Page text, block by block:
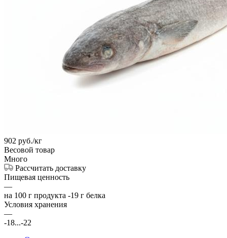
902 руб./кг
Весовой товар
Много
Рассчитать доставку
Пищевая ценность
—
на 100 г продукта -19 г белка
Условия хранения
—
-18...-22